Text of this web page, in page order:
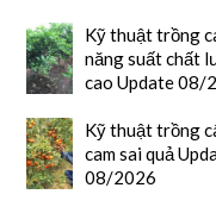
Kỹ thuật trồng
năng suất chất
cao Update 08/
Kỹ thuật trồng
cam sai quả
08/2026